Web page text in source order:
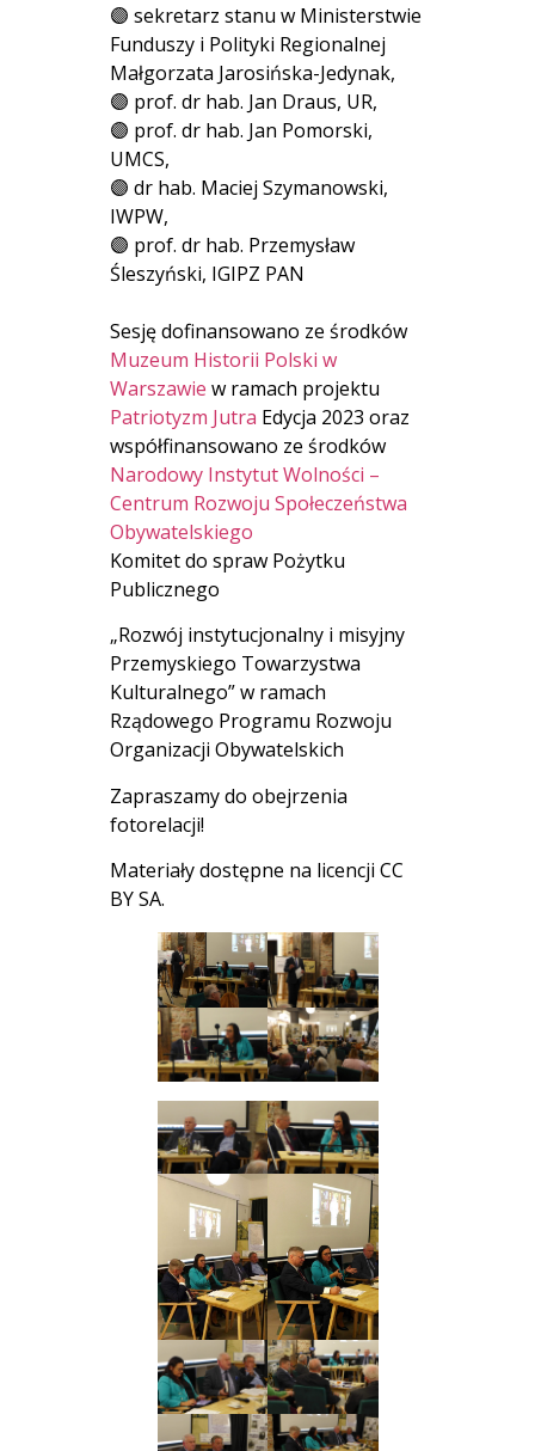
🟣 sekretarz stanu w Ministerstwie
Funduszy i Polityki Regionalnej
Małgorzata Jarosińska-Jedynak,
🟣 prof. dr hab. Jan Draus, UR,
🟣 prof. dr hab. Jan Pomorski,
UMCS,
🟣 dr hab. Maciej Szymanowski,
IWPW,
🟣 prof. dr hab. Przemysław
Śleszyński, IGIPZ PAN
Sesję dofinansowano ze środków
Muzeum Historii Polski w
Warszawie w ramach projektu
Patriotyzm Jutra Edycja 2023 oraz
współfinansowano ze środków
Narodowy Instytut Wolności –
Centrum Rozwoju Społeczeństwa
Obywatelskiego
Komitet do spraw Pożytku
Publicznego
„Rozwój instytucjonalny i misyjny
Przemyskiego Towarzystwa
Kulturalnego” w ramach
Rządowego Programu Rozwoju
Organizacji Obywatelskich
Zapraszamy do obejrzenia
fotorelacji!
Materiały dostępne na licencji CC
BY SA.